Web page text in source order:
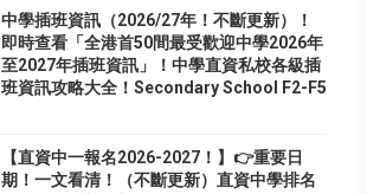
中學插班資訊（2026/27年！不斷更新）！
即時查看「全港首50間最受歡迎中學2026年
至2027年插班資訊」！中學直資私校各級插
班資訊攻略大全！Secondary School F2-F5
【直資中一報名2026-2027！】👉重要日
期！一文看清！（不斷更新）直資中學排名